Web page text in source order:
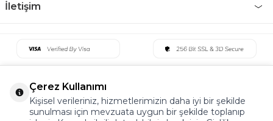
İletişim
Çerez Kullanımı
Kişisel verileriniz, hizmetlerimizin daha iyi bir şekilde
sunulması için mevzuata uygun bir şekilde toplanıp